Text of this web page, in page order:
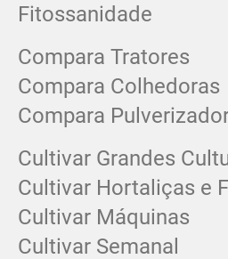
Fitossanidade
Compara Tratores
Compara Colhedoras
Compara
Cultivar Grandes
Cultivar Hortaliças e
Cultivar Máquinas
Cultivar Semanal